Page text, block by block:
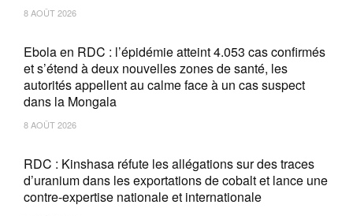
8 AOÛT 2026
Ebola en RDC : l’épidémie atteint 4.053 cas confirmés
et s’étend à deux nouvelles zones de santé, les
autorités appellent au calme face à un cas suspect
dans la Mongala
8 AOÛT 2026
RDC : Kinshasa réfute les allégations sur des traces
d’uranium dans les exportations de cobalt et lance une
contre-expertise nationale et internationale